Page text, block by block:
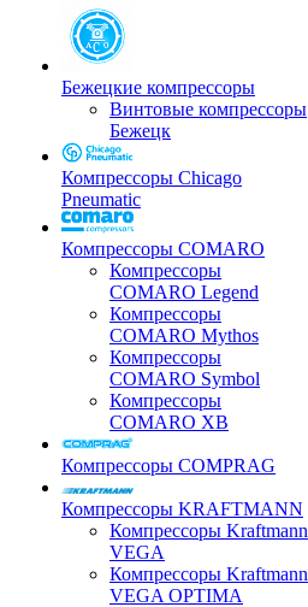
Бежецкие компрессоры
Винтовые компрессоры
Бежецк
Компрессоры Chicago
Pneumatic
Компрессоры COMARO
Компрессоры
COMARO Legend
Компрессоры
COMARO Mythos
Компрессоры
COMARO Symbol
Компрессоры
COMARO XB
Компрессоры COMPRAG
Компрессоры KRAFTMANN
Компрессоры Kraftmann
VEGA
Компрессоры Kraftmann
VEGA OPTIMA